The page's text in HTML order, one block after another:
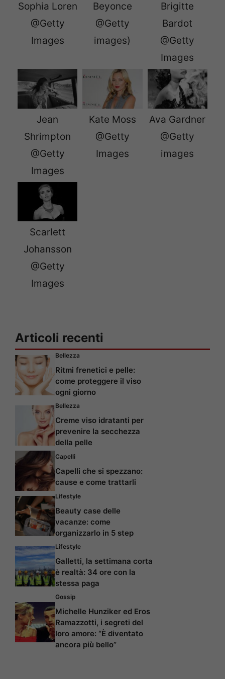
Sophia Loren
@Getty
Images
Beyonce
@Getty
images)
Brigitte
Bardot
@Getty
Images
Jean
Shrimpton
@Getty
Images
Kate Moss
@Getty
Images
Ava Gardner
@Getty
images
Scarlett
Johansson
@Getty
Images
Articoli recenti
Bellezza
Ritmi frenetici e pelle:
come proteggere il viso
ogni giorno
Bellezza
Creme viso idratanti per
prevenire la secchezza
della pelle
Capelli
Capelli che si spezzano:
cause e come trattarli
Lifestyle
Beauty case delle
vacanze: come
organizzarlo in 5 step
Lifestyle
Galletti, la settimana corta
è realtà: 34 ore con la
stessa paga
Gossip
Michelle Hunziker ed Eros
Ramazzotti, i segreti del
loro amore: “È diventato
ancora più bello”